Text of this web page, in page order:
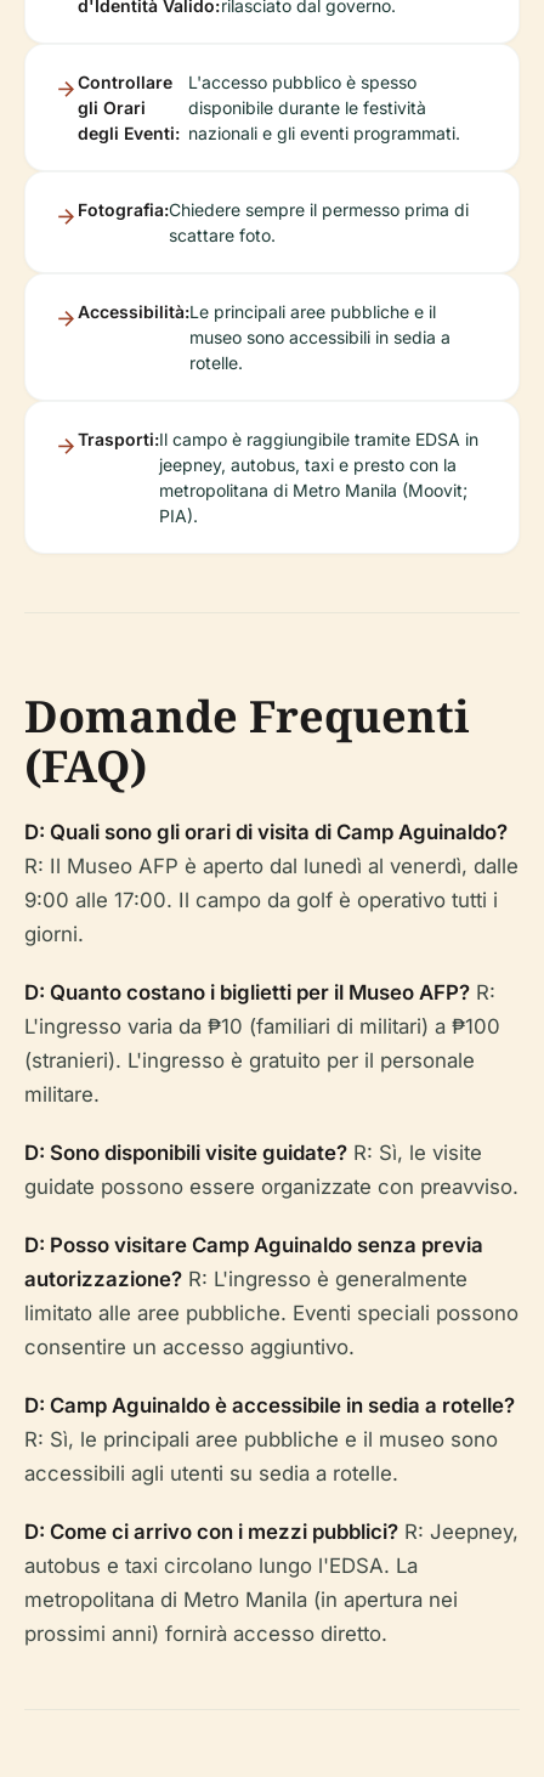
d'Identità Valido:rilasciato dal governo.
Controllare
gli Orari
degli Eventi:
L'accesso pubblico è spesso
disponibile durante le festività
nazionali e gli eventi programmati.
Fotografia:Chiedere sempre il permesso prima di
scattare foto.
Accessibilità:Le principali aree pubbliche e il
museo sono accessibili in sedia a
rotelle.
Trasporti:Il campo è raggiungibile tramite EDSA in
jeepney, autobus, taxi e presto con la
metropolitana di Metro Manila (Moovit;
PIA).
Domande Frequenti
(FAQ)
D: Quali sono gli orari di visita di Camp Aguinaldo?
R: Il Museo AFP è aperto dal lunedì al venerdì, dalle
9:00 alle 17:00. Il campo da golf è operativo tutti i
giorni.
D: Quanto costano i biglietti per il Museo AFP? R:
L'ingresso varia da ₱10 (familiari di militari) a ₱100
(stranieri). L'ingresso è gratuito per il personale
militare.
D: Sono disponibili visite guidate? R: Sì, le visite
guidate possono essere organizzate con preavviso.
D: Posso visitare Camp Aguinaldo senza previa
autorizzazione? R: L'ingresso è generalmente
limitato alle aree pubbliche. Eventi speciali possono
consentire un accesso aggiuntivo.
D: Camp Aguinaldo è accessibile in sedia a rotelle?
R: Sì, le principali aree pubbliche e il museo sono
accessibili agli utenti su sedia a rotelle.
D: Come ci arrivo con i mezzi pubblici? R: Jeepney,
autobus e taxi circolano lungo l'EDSA. La
metropolitana di Metro Manila (in apertura nei
prossimi anni) fornirà accesso diretto.